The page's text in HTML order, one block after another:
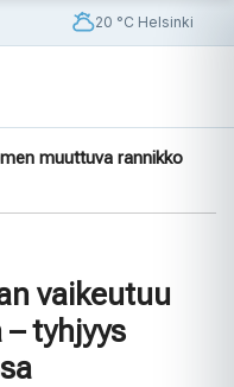
20 °C Helsinki
luo digitaalisen
järisyttävät
avattiin
muuttuva rannikko
...
vaikeutuu
– tyhjyys